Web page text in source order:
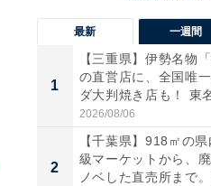
最新 一週間
1
【三重県】伊勢名物「
の直営店に、全国唯
ダ大判焼き店も！ 東
伊...
2026/08/06
2
【千葉県】918㎡の
級マーケットから、
ノベした直売所まで